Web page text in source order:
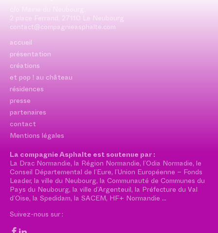
2 place Ferrand, 27110 Le Neubourg
contact@compagnieasphalte.com
accueil
présentation
créations
et pop ! au château
résidences
presse
partenaires
contact
Mentions légales
La compagnie Asphalte est soutenue par :
La Drac Normandie, la Région Normandie, l’Odia Normadie, le
Conseil Départemental de l’Eure, l’Union Européenne – Fonds
Leader, la ville du Neubourg, la Communauté de Communes du
Pays du Neubourg, la ville d’Argenteuil, la Préfecture du Val
d’Oise, la Spedidam, la SACEM, HF+ Normandie …
Suivez-nous sur :